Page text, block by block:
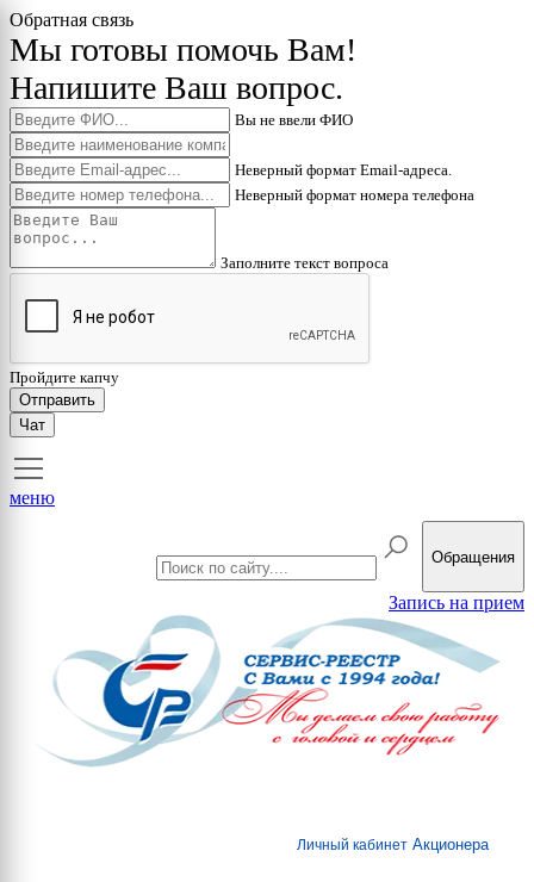
Обратная связь
Мы готовы помочь Вам!
Напишите Ваш вопрос.
Вы не ввели ФИО
Неверный формат Email-адреса.
Неверный формат номера телефона
Заполните текст вопроса
Пройдите капчу
Отправить
Чат
меню
Обращения
Запись на прием
Личный кабинет Акционера